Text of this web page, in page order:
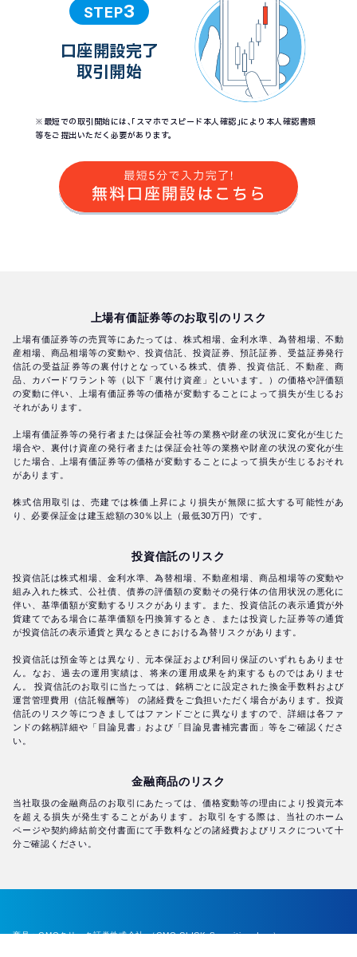
STEP3
口座開設完了
取引開始
※最短での取引開始には、「スマホでスピード本人確認」により本人確認書類
等をご提出いただく必要があります。
上場有価証券等のお取引のリスク
上場有価証券等の売買等にあたっては、株式相場、金利水準、為替相場、不動
産相場、商品相場等の変動や、投資信託、投資証券、預託証券、受益証券発行
信託の受益証券等の裏付けとなっている株式、債券、投資信託、不動産、商
品、カバードワラント等（以下「裏付け資産」といいます。）の価格や評価額
の変動に伴い、上場有価証券等の価格が変動することによって損失が生じるお
それがあります。
上場有価証券等の発行者または保証会社等の業務や財産の状況に変化が生じた
場合や、裏付け資産の発行者または保証会社等の業務や財産の状況の変化が生
じた場合、上場有価証券等の価格が変動することによって損失が生じるおそれ
があります。
株式信用取引は、売建では株価上昇により損失が無限に拡大する可能性があ
り、必要保証金は建玉総額の30％以上（最低30万円）です。
投資信託のリスク
投資信託は株式相場、金利水準、為替相場、不動産相場、商品相場等の変動や
組み入れた株式、公社債、債券の評価額の変動その発行体の信用状況の悪化に
伴い、基準価額が変動するリスクがあります。また、投資信託の表示通貨が外
貨建てである場合に基準価額を円換算するとき、または投資した証券等の通貨
が投資信託の表示通貨と異なるときにおける為替リスクがあります。
投資信託は預金等とは異なり、元本保証および利回り保証のいずれもありませ
ん。なお、過去の運用実績は、将来の運用成果を約束するものではありませ
ん。 投資信託のお取引に当たっては、銘柄ごとに設定された換金手数料および
運営管理費用（信託報酬等） の諸経費をご負担いただく場合があります。投資
信託のリスク等につきましてはファンドごとに異なりますので、詳細は各ファ
ンドの銘柄詳細や「目論見書」および「目論見書補完書面」等をご確認くださ
い。
金融商品のリスク
当社取扱の金融商品のお取引にあたっては、価格変動等の理由により投資元本
を超える損失が発生することがあります。お取引をする際は、当社のホーム
ページや契約締結前交付書面にて手数料などの諸経費およびリスクについて十
分ご確認ください。
商号：GMOクリック証券株式会社 （GMO CLICK Securities, Inc.）